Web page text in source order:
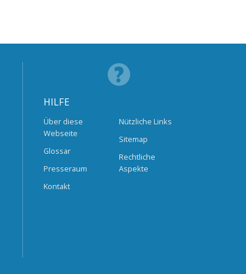
HILFE
Über diese
Webseite
Glossar
Presseraum
Kontakt
Nützliche Links
Sitemap
Rechtliche
Aspekte